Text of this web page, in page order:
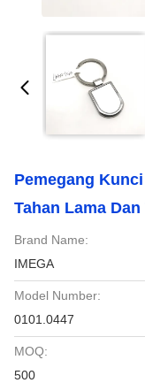
Pemegang
Tahan Lama
Brand Name:
IMEGA
Model Number:
0101.0447
MOQ:
500